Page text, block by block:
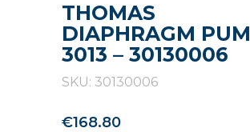
THOMAS
DIAPHRAGM
3013 – 30130006
SKU: 30130006
€168.80